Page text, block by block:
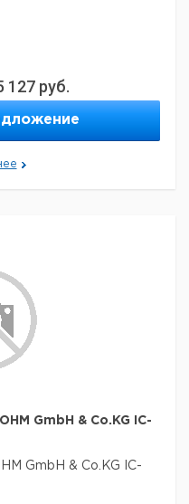
127 руб.
GmbH & Co.KG IC-
GmbH & Co.KG IC-